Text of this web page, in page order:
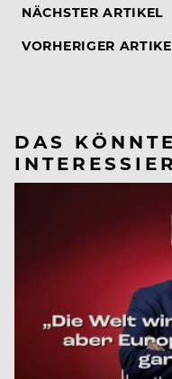
NÄCHSTER ARTIKEL
VORHERIGER
DAS